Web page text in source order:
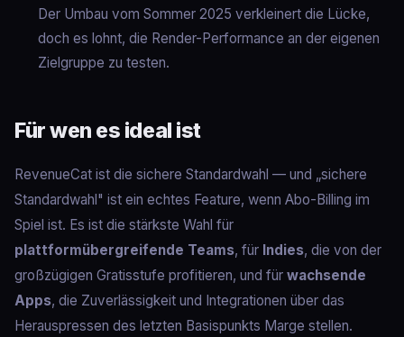
Der Umbau vom Sommer 2025 verkleinert die Lücke,
doch es lohnt, die Render-Performance an der eigenen
Zielgruppe zu testen.
Für wen es ideal ist
RevenueCat ist die sichere Standardwahl — und „sichere
Standardwahl" ist ein echtes Feature, wenn Abo-Billing im
Spiel ist. Es ist die stärkste Wahl für
plattformübergreifende Teams, für Indies, die von der
großzügigen Gratisstufe profitieren, und für wachsende
Apps, die Zuverlässigkeit und Integrationen über das
Herauspressen des letzten Basispunkts Marge stellen.